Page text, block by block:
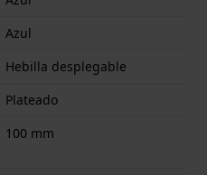
Azul
Hebilla desplegable
Plateado
100 mm